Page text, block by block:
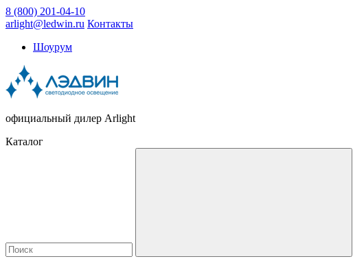
8 (800) 201-04-10
arlight@ledwin.ru Контакты
Шоурум
официальный дилер Arlight
Каталог